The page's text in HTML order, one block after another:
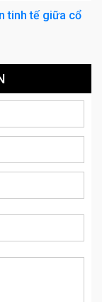
tinh tế giữa cổ